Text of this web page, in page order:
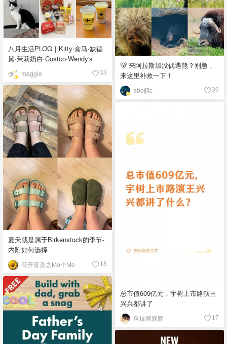
八月生活PLOG｜Kitty·盒马·缺德
舅·茉莉奶白·Costco·Wendy's
maggie 33
🐻 来阿拉斯加没偶遇熊？别急，
来这里补救一下！
abc個c 39
夏天就是属于Birkenstock的季节-
内附如何选择
花开富贵之Mo个Mo 18
总市值609亿元，宇树上市路演王
兴兴都讲了
科技圈观察 17